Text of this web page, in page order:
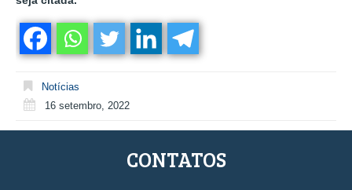
Notícias
16 setembro, 2022
CONTATOS